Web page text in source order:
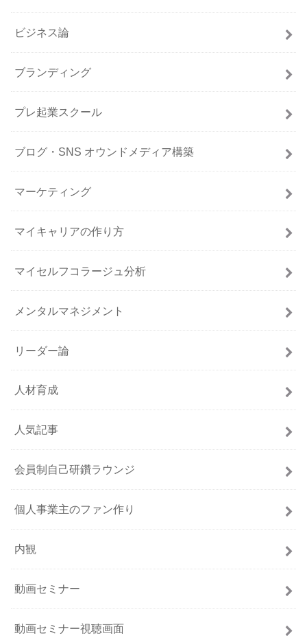
ビジネス論
ブランディング
プレ起業スクール
ブログ・SNS オウンドメディア構築
マーケティング
マイキャリアの作り方
マイセルフコラージュ分析
メンタルマネジメント
リーダー論
人材育成
人気記事
会員制自己研鑽ラウンジ
個人事業主のファン作り
内観
動画セミナー
動画セミナー視聴画面